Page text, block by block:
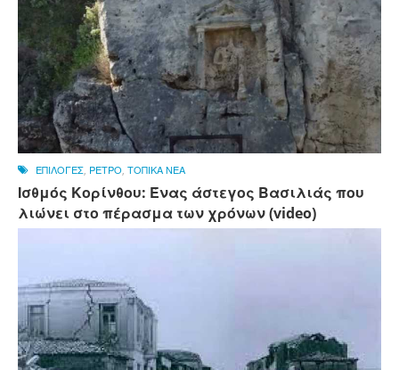
ΕΠΙΛΟΓΕΣ, ΡΕΤΡΟ, ΤΟΠΙΚΑ ΝΕΑ
Ισθμός Κορίνθου: Ένας άστεγος Βασιλιάς που
λιώνει στο πέρασμα των χρόνων (video)